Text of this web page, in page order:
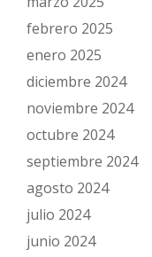
febrero 2025
enero 2025
diciembre 2024
noviembre 2024
octubre 2024
septiembre 2024
agosto 2024
julio 2024
junio 2024